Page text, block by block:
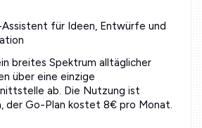
für Ideen, Entwürfe und
breites Spektrum alltäglicher
über eine einzige
ab. Die Nutzung ist
der Go-Plan kostet 8€ pro Monat.